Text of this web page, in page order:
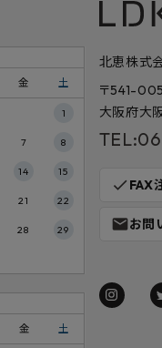
金 土
1
7 8
14 15
21 22
28 29
金 土
北恵株式
〒541-
大阪府大
check FAX
mailお問